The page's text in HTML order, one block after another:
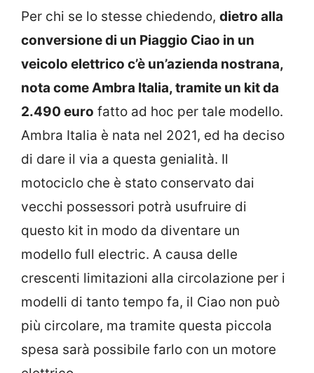
Per chi se lo stesse chiedendo, dietro alla
conversione di un Piaggio Ciao in un
veicolo elettrico c’è un’azienda nostrana,
nota come Ambra Italia, tramite un kit da
2.490 euro fatto ad hoc per tale modello.
Ambra Italia è nata nel 2021, ed ha deciso
di dare il via a questa genialità. Il
motociclo che è stato conservato dai
vecchi possessori potrà usufruire di
questo kit in modo da diventare un
modello full electric. A causa delle
crescenti limitazioni alla circolazione per i
modelli di tanto tempo fa, il Ciao non può
più circolare, ma tramite questa piccola
spesa sarà possibile farlo con un motore